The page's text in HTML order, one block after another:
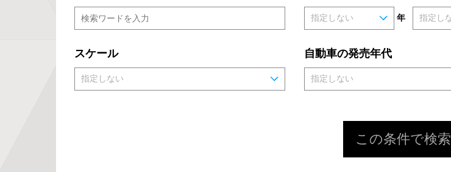
年
スケール 自動車の発売年代
この条件で検索